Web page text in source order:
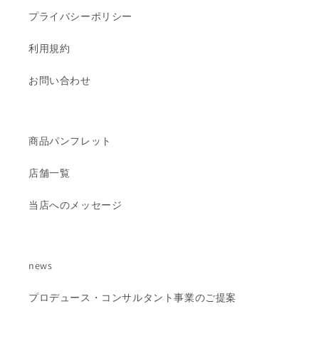
プライバシーポリシー
利用規約
お問い合わせ
商品パンフレット
店舗一覧
当店へのメッセージ
news
プロデュース・コンサルタント事業のご提案